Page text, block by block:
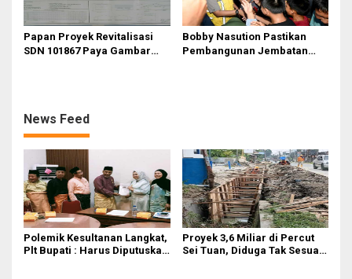
Papan Proyek Revitalisasi
SDN 101867 Paya Gambar
Bobby Nasution Pastikan
Pembangunan Jembatan
News Feed
Polemik Kesultanan Langkat,
Plt Bupati : Harus Diputuskan
Proyek 3,6 Miliar di Percut
Sei Tuan, Diduga Tak Sesuai